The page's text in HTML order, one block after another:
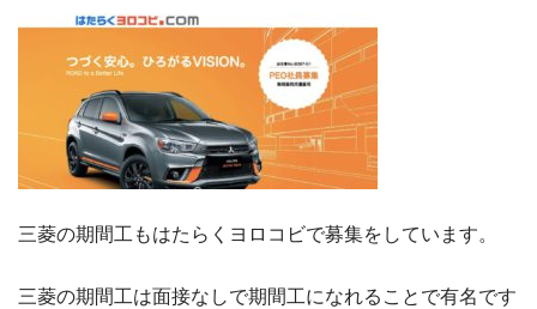
三菱の期間工もはたらくヨロコビで募集をしています。
三菱の期間工は面接なしで期間工になれることで有名です